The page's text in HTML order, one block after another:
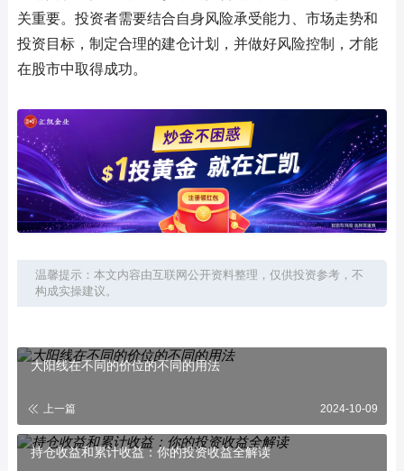
关重要。投资者需要结合自身风险承受能力、市场走势和
投资目标，制定合理的建仓计划，并做好风险控制，才能
在股市中取得成功。
温馨提示：本文内容由互联网公开资料整理，仅供投资参考，不
构成实操建议。
大阳线在不同的价位的不同的用法
上一篇 2024-10-09
持仓收益和累计收益：你的投资收益全解读